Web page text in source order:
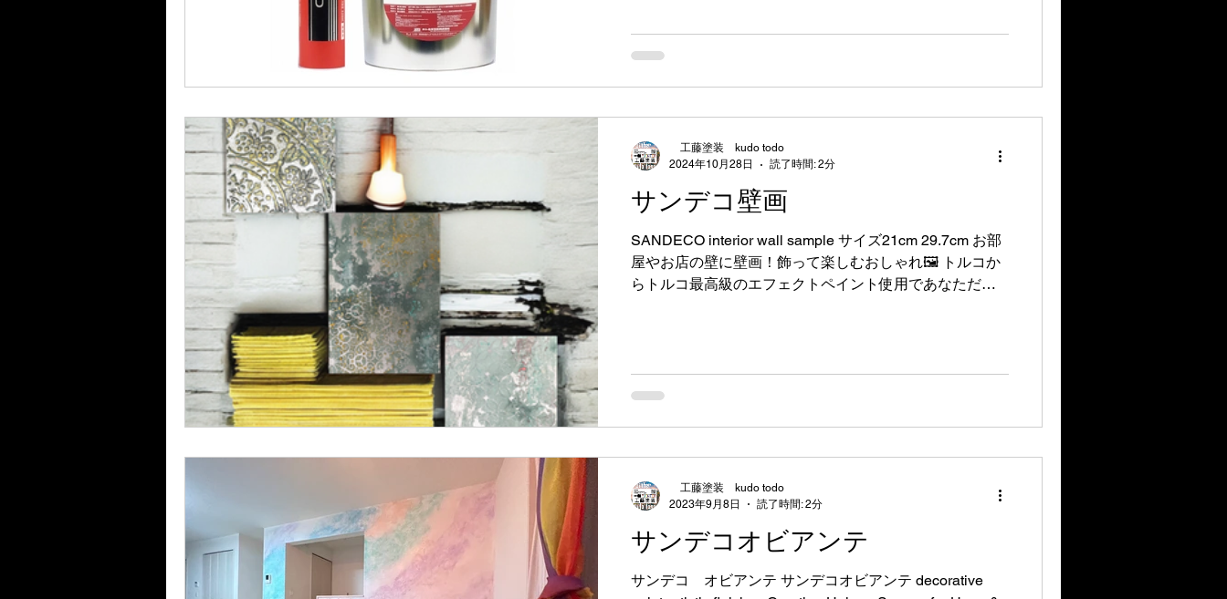
し、ひび割れしにくい。 * 高耐候性: 紫外線や雨水などに
示す結果も。 * 高耐久性: 建物の動きに追従する柔軟性が
あり、繰り返しの伸縮にも強い。 * 汚れにくい: 特殊成分
CRオリゴマー配合により、硬化初期のベタつきを軽減
220色以上のカラーがあり、外壁の色に合わせたコーディ
ネートが可能。 * ノンブリード性: 可塑剤を含まないた
め、シーリング材の上に塗装する際に、塗膜を汚染しに
サンデコ壁画
SANDECO interior wall sample サイズ21cm 29.7cm お部
屋やお店の壁に壁画！飾って楽しむおしゃれ🖼️ トルコか
らトルコ最高級のエフェクトペイント使用であなただけ
工藤塗装 kudo todo
2024年10月28日
読了時間: 2分
サンデコオビアンテ
サンデコ オビアンテ サンデコオビアンテ decorative
工藤塗装 kudo todo
2023年9月8日
読了時間: 2分